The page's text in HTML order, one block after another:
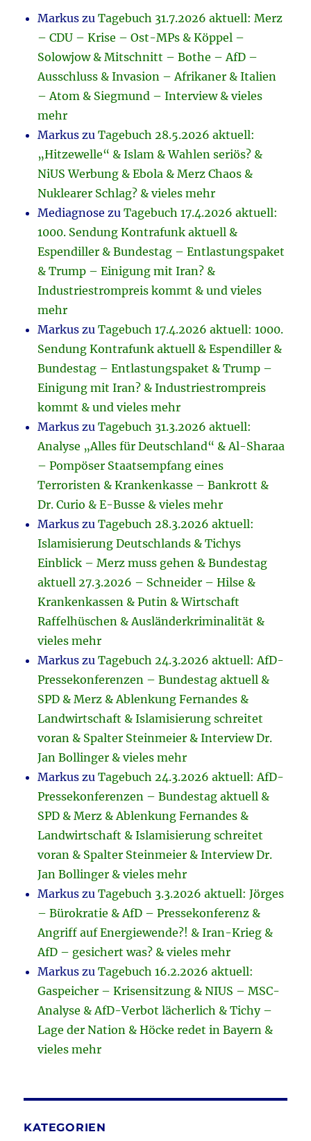
Markus zuTagebuch 31.7.2026 aktuell: Merz
– CDU – Krise – Ost-MPs & Köppel –
Solowjow & Mitschnitt – Bothe – AfD –
Ausschluss & Invasion – Afrikaner & Italien
– Atom & Siegmund – Interview & vieles
mehr
Markus zuTagebuch 28.5.2026 aktuell:
„Hitzewelle“ & Islam & Wahlen seriös? &
NiUS Werbung & Ebola & Merz Chaos &
Nuklearer Schlag? & vieles mehr
Mediagnose zuTagebuch 17.4.2026 aktuell:
1000. Sendung Kontrafunk aktuell &
Espendiller & Bundestag – Entlastungspaket
& Trump – Einigung mit Iran? &
Industriestrompreis kommt & und vieles
mehr
Markus zuTagebuch 17.4.2026 aktuell: 1000.
Sendung Kontrafunk aktuell & Espendiller &
Bundestag – Entlastungspaket & Trump –
Einigung mit Iran? & Industriestrompreis
kommt & und vieles mehr
Markus zuTagebuch 31.3.2026 aktuell:
Analyse „Alles für Deutschland“ & Al-Sharaa
– Pompöser Staatsempfang eines
Terroristen & Krankenkasse – Bankrott &
Dr. Curio & E-Busse & vieles mehr
Markus zuTagebuch 28.3.2026 aktuell:
Islamisierung Deutschlands & Tichys
Einblick – Merz muss gehen & Bundestag
aktuell 27.3.2026 – Schneider – Hilse &
Krankenkassen & Putin & Wirtschaft
Raffelhüschen & Ausländerkriminalität &
vieles mehr
Markus zuTagebuch 24.3.2026 aktuell: AfD-
Pressekonferenzen – Bundestag aktuell &
SPD & Merz & Ablenkung Fernandes &
Landwirtschaft & Islamisierung schreitet
voran & Spalter Steinmeier & Interview Dr.
Jan Bollinger & vieles mehr
Markus zuTagebuch 24.3.2026 aktuell: AfD-
Pressekonferenzen – Bundestag aktuell &
SPD & Merz & Ablenkung Fernandes &
Landwirtschaft & Islamisierung schreitet
voran & Spalter Steinmeier & Interview Dr.
Jan Bollinger & vieles mehr
Markus zuTagebuch 3.3.2026 aktuell: Jörges
– Bürokratie & AfD – Pressekonferenz &
Angriff auf Energiewende?! & Iran-Krieg &
AfD – gesichert was? & vieles mehr
Markus zuTagebuch 16.2.2026 aktuell:
Gaspeicher – Krisensitzung & NIUS – MSC-
Analyse & AfD-Verbot lächerlich & Tichy –
Lage der Nation & Höcke redet in Bayern &
vieles mehr
KATEGORIEN